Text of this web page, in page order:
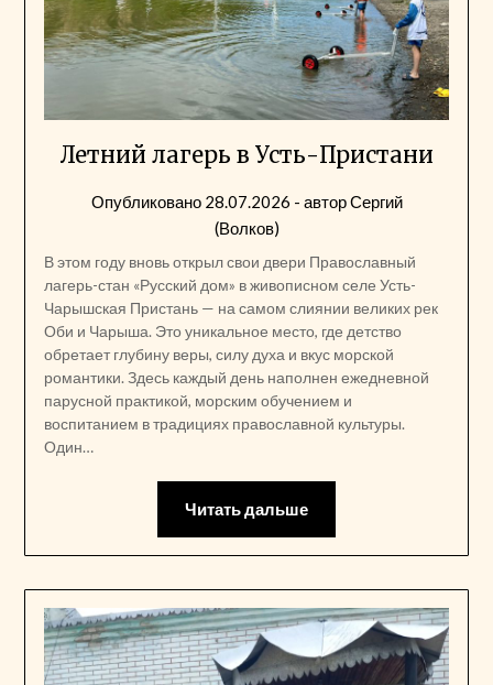
Летний лагерь в Усть-Пристани
Опубликовано 28.07.2026 - авторСергий
(Волков)
В этом году вновь открыл свои двери Православный
лагерь-стан «Русский дом» в живописном селе Усть-
Чарышская Пристань — на самом слиянии великих рек
Оби и Чарыша. Это уникальное место, где детство
обретает глубину веры, силу духа и вкус морской
романтики. Здесь каждый день наполнен ежедневной
парусной практикой, морским обучением и
воспитанием в традициях православной культуры.
Один…
Читать дальше